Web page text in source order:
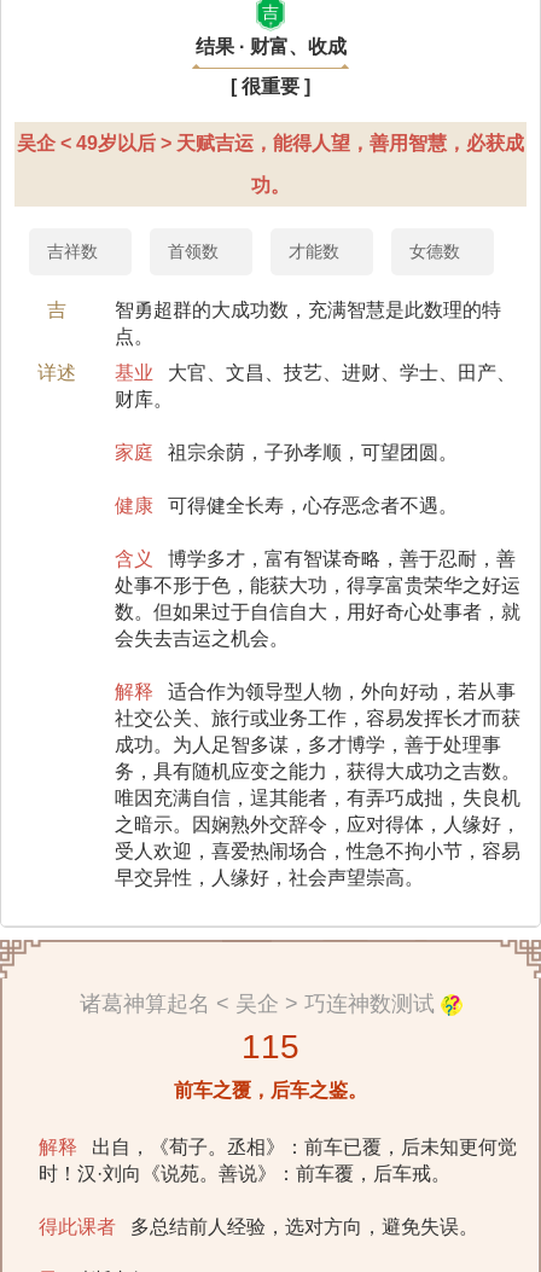
吉
结果 · 财富、收成
[ 很重要 ]
吴企 < 49岁以后 > 天赋吉运，能得人望，善用智慧，必获成
功。
吉祥数 首领数 才能数 女德数
吉
智勇超群的大成功数，充满智慧是此数理的特
点。
详述
基业
大官、文昌、技艺、进财、学士、田产、
财库。
家庭 祖宗余荫，子孙孝顺，可望团圆。
健康 可得健全长寿，心存恶念者不遇。
含义
博学多才，富有智谋奇略，善于忍耐，善
处事不形于色，能获大功，得享富贵荣华之好运
数。但如果过于自信自大，用好奇心处事者，就
会失去吉运之机会。
解释
适合作为领导型人物，外向好动，若从事
社交公关、旅行或业务工作，容易发挥长才而获
成功。为人足智多谋，多才博学，善于处理事
务，具有随机应变之能力，获得大成功之吉数。
唯因充满自信，逞其能者，有弄巧成拙，失良机
之暗示。因娴熟外交辞令，应对得体，人缘好，
受人欢迎，喜爱热闹场合，性急不拘小节，容易
早交异性，人缘好，社会声望崇高。
诸葛神算起名 < 吴企 > 巧连神数测试
115
前车之覆，后车之鉴。
解释
出自，《荀子。丞相》：前车已覆，后未知更何觉
时！汉·刘向《说苑。善说》：前车覆，后车戒。
得此课者 多总结前人经验，选对方向，避免失误。